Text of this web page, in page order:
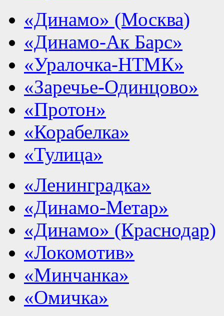
«Динамо» (Москва)
«Динамо-Ак Барс»
«Уралочка-НТМК»
«Заречье-Одинцово»
«Протон»
«Корабелка»
«Тулица»
«Ленинградка»
«Динамо-Метар»
«Динамо» (Краснодар)
«Локомотив»
«Минчанка»
«Омичка»